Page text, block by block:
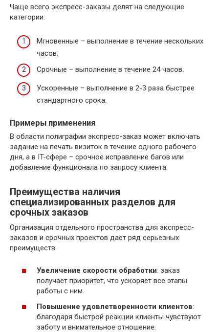
Чаще всего экспресс-заказы делят на следующие
категории:
Мгновенные – выполнение в течение нескольких
часов.
Срочные – выполнение в течение 24 часов.
Ускоренные – выполнение в 2-3 раза быстрее
стандартного срока.
Примеры применения
В области полиграфии экспресс-заказ может включать
задание на печать визиток в течение одного рабочего
дня, а в IT-сфере – срочное исправление багов или
добавление функционала по запросу клиента.
Преимущества наличия
специализированных разделов для
срочных заказов
Организация отдельного пространства для экспресс-
заказов и срочных проектов дает ряд серьезных
преимуществ:
Увеличение скорости обработки: заказ
получает приоритет, что ускоряет все этапы
работы с ним.
Повышение удовлетворенности клиентов:
благодаря быстрой реакции клиенты чувствуют
заботу и внимательное отношение.